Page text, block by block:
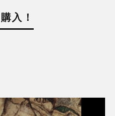
入！